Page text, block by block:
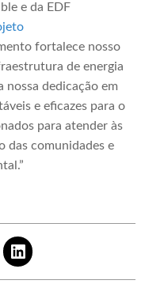
e da EDF
fortalece nosso
de energia
nossa dedicação em
​​e eficazes para o
para atender às
das comunidades e